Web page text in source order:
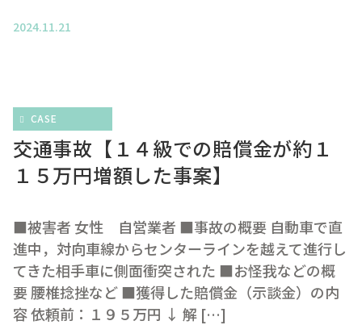
2024.11.21
CASE
交通事故【１４級での賠償金が約１
１５万円増額した事案】
■被害者 女性 自営業者 ■事故の概要 自動車で直
進中，対向車線からセンターラインを越えて進行し
てきた相手車に側面衝突された ■お怪我などの概
要 腰椎捻挫など ■獲得した賠償金（示談金）の内
容 依頼前：１９５万円 ↓ 解 […]